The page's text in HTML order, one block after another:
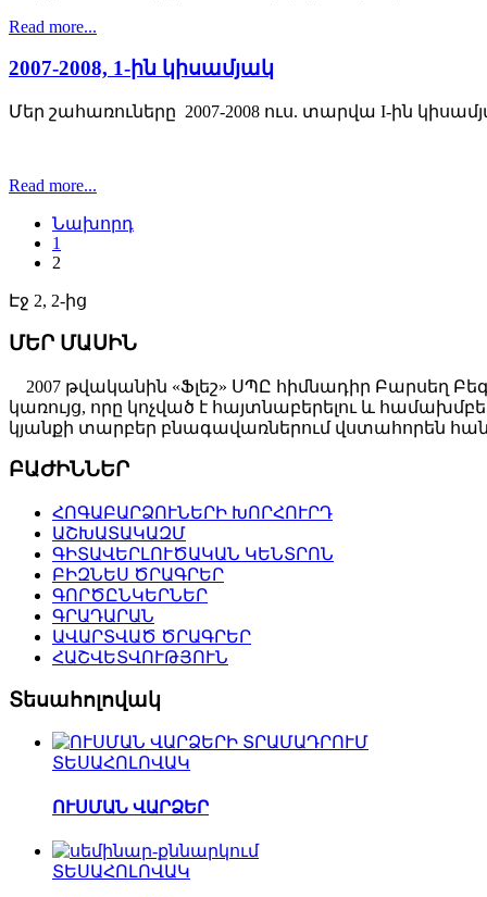
Read more...
2007-2008, 1-ին կիսամյակ
Մեր շահառուները 2007-2008 ուս. տարվա I-ին
Read more...
Նախորդ
1
2
Էջ 2, 2-ից
ՄԵՐ ՄԱՍԻՆ
2007 թվականին «Ֆլեշ» ՍՊԸ հիմնադիր Բարսեղ
կառույց, որը կոչված է հայտնաբերելու և
կյանքի տարբեր բնագավառներում վստահորեն
ԲԱԺԻՆՆԵՐ
ՀՈԳԱԲԱՐՁՈՒՆԵՐԻ ԽՈՐՀՈՒՐԴ
ԱՇԽԱՏԱԿԱԶՄ
ԳԻՏԱՎԵՐԼՈՒԾԱԿԱՆ ԿԵՆՏՐՈՆ
ԲԻԶՆԵՍ ԾՐԱԳՐԵՐ
ԳՈՐԾԸՆԿԵՐՆԵՐ
ԳՐԱԴԱՐԱՆ
ԱՎԱՐՏՎԱԾ ԾՐԱԳՐԵՐ
ՀԱՇՎԵՏՎՈՒԹՅՈՒՆ
Տեսահոլովակ
ՏԵՍԱՀՈԼՈՎԱԿ
ՈՒՍՄԱՆ ՎԱՐՁԵՐ
ՏԵՍԱՀՈԼՈՎԱԿ